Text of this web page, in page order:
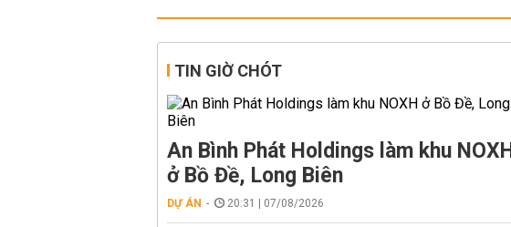
TIN GIỜ CHÓT
An Bình Phát Holdings làm khu NOXH
ở Bồ Đề, Long Biên
DỰ ÁN 20:31 | 07/08/2026